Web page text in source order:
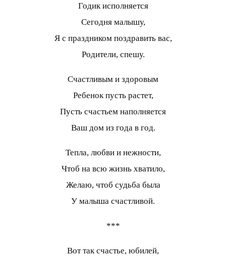
Годик исполняется
Сегодня малышу,
Я с праздником поздравить вас,
Родители, спешу.
Счастливым и здоровым
Ребенок пусть растет,
Пусть счастьем наполняется
Ваш дом из года в год.
Тепла, любви и нежности,
Чтоб на всю жизнь хватило,
Желаю, чтоб судьба была
У малыша счастливой.
***
Вот так счастье, юбилей,